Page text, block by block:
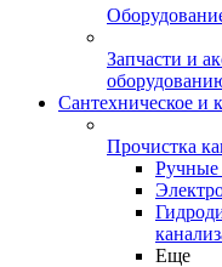
Запчасти и
Сантехническое и
Прочистка
Еще